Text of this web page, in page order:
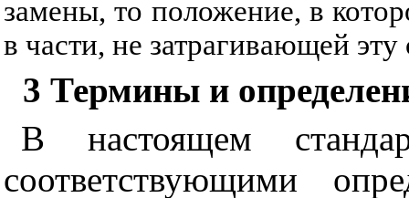
замены, то положение, в
в части, не затрагивающей эту
3 Термины и
В настоящем
соответствующими